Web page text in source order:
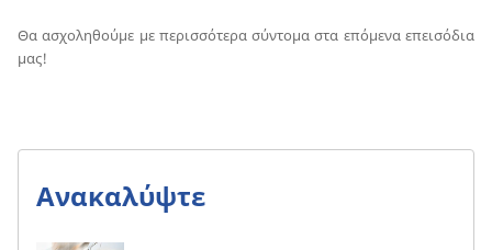
Θα ασχοληθούμε με περισσότερα σύντομα στα επόμενα επεισόδια
μας!
Ανακαλύψτε